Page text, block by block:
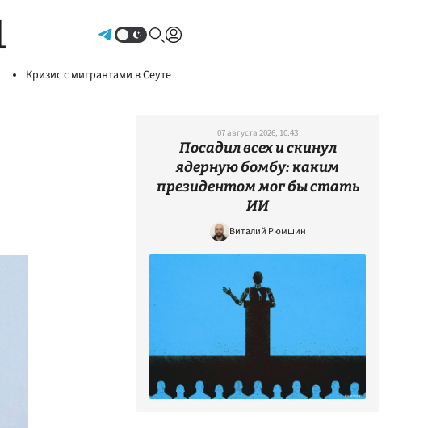
Кризис с мигрантами в Сеуте
07 августа 2026, 10:43
Посадил всех и скинул
ядерную бомбу: каким
президентом мог бы стать
ИИ
Виталий Рюмшин